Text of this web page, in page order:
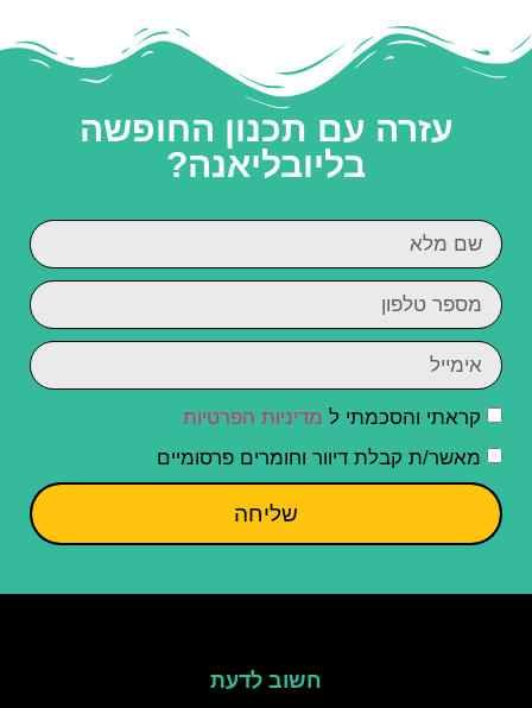
עזרה עם תכנון החופשה
בליובליאנה?
קראתי והסכמתי ל מדיניות הפרטיות
מאשר/ת קבלת דיוור וחומרים פרסומיים
שליחה
חשוב לדעת